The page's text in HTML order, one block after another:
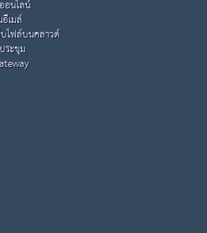
นไลน์
เมล์
ไฟล์บนคลาวด์
ระชุม